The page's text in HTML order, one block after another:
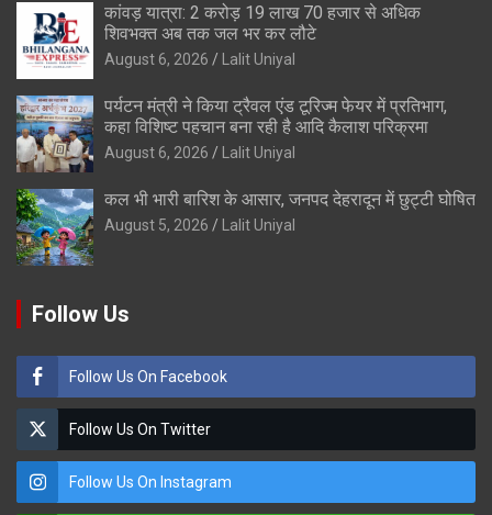
कांवड़ यात्रा: 2 करोड़ 19 लाख 70 हजार से अधिक
शिवभक्त अब तक जल भर कर लौटे
August 6, 2026 Lalit Uniyal
पर्यटन मंत्री ने किया ट्रैवल एंड टूरिज्म फेयर में प्रतिभाग,
कहा विशिष्ट पहचान बना रही है आदि कैलाश परिक्रमा
August 6, 2026 Lalit Uniyal
कल भी भारी बारिश के आसार, जनपद देहरादून में छुट्टी घोषित
August 5, 2026 Lalit Uniyal
Follow Us
Follow Us On Facebook
Follow Us On Twitter
Follow Us On Instagram